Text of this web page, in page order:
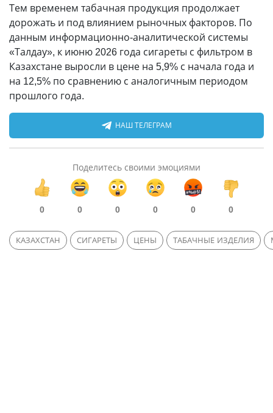
Тем временем табачная продукция продолжает
дорожать и под влиянием рыночных факторов. По
данным информационно-аналитической системы
«Талдау», к июню 2026 года сигареты с фильтром в
Казахстане выросли в цене на 5,9% с начала года и
на 12,5% по сравнению с аналогичным периодом
прошлого года.
НАШ ТЕЛЕГРАМ
Поделитесь своими эмоциями
0 0 0 0 0 0
КАЗАХСТАН СИГАРЕТЫ ЦЕНЫ ТАБАЧНЫЕ ИЗДЕЛИЯ